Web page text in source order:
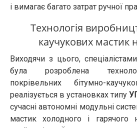
і вимагає багато затрат ручної
Технологія
каучукових мастик
Виходячи з цього,
була розроблена
покрівельних бітумно-
реалізується в установках типу
сучасні автономні модульні
мастик холодного і гарячого